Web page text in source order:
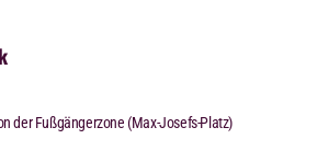
der Fußgängerzone (Max-Josefs-Platz)